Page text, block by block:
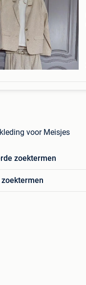
voor Meisjes
zoektermen